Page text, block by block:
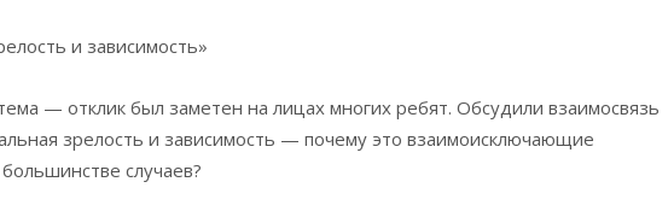
и зависимость»
— отклик был заметен на лицах многих ребят. Обсудили взаимосвязь
зрелость и зависимость — почему это взаимоисключающие
случаев?